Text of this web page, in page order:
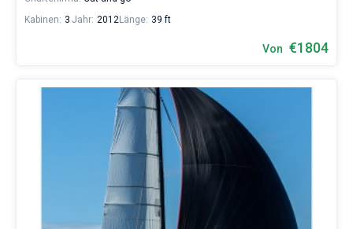
Kabinen: 3 Jahr: 2012Länge: 39 ft
Von €1804